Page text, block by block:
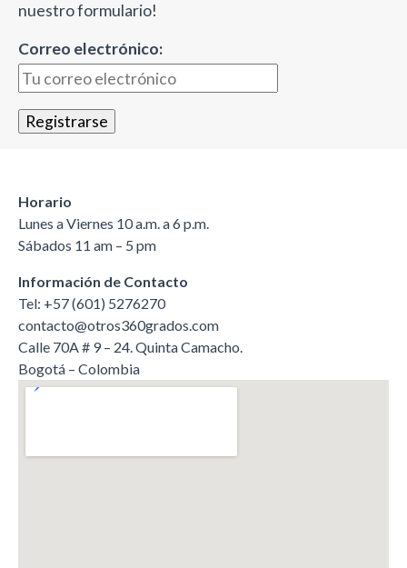
nuestro formulario!
Correo electrónico:
Horario
Lunes a Viernes 10 a.m. a 6 p.m.
Sábados 11 am – 5 pm
Información de Contacto
Tel: +57 (601) 5276270
contacto@otros360grados.com
Calle 70A # 9 – 24. Quinta Camacho.
Bogotá – Colombia